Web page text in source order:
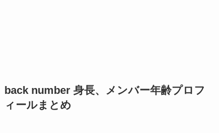
back number 身長、メンバー年齢プロフ
ィールまとめ